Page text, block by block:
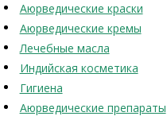
Аюрведические краски
Аюрведические кремы
Лечебные масла
Индийская косметика
Гигиена
Аюрведические препараты